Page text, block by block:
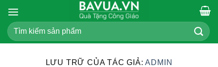
đến
nội
dung
Tìm
kiếm:
LƯU TRỮ CỦA TÁC GIẢ:ADMIN